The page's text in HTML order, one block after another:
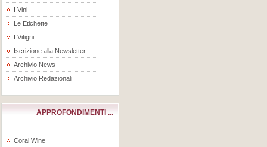
I Vini
Le Etichette
I Vitigni
Iscrizione alla Newsletter
Archivio News
Archivio Redazionali
APPROFONDIMENTI ...
Coral Wine